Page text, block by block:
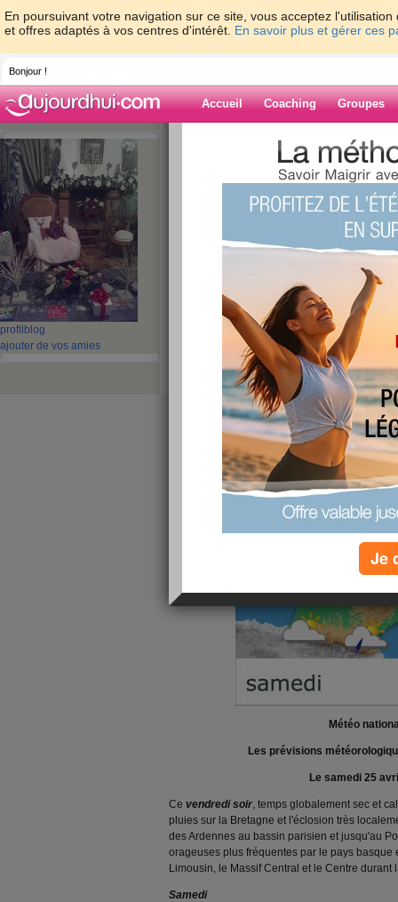
En poursuivant votre navigation sur ce site, vous acceptez
et offres adaptés à vos centres d'intérêt. En savoir plus et gérer ces
Bonjour !
Accueil Coaching Groupes
profil blog
ajouter de vos amies
>
Blog de lierre
21 - 30 31 - 40 41 - 50
51 -
111 - 120 121 - 130 131 - 136 »
‹ Préc. 1 3 4 5
Mais où donc est
publié le 24/04/2015 à 22:25
Météo
Les prévisions
Le samedi 25
Ce vendredi soir, temps globalement sec et
pluies sur la Bretagne et l'éclosion très
des Ardennes au bassin parisien et jusqu'au
orageuses plus fréquentes par le pays basque
Limousin, le Massif Central et le Centre durant
Samedi
Je